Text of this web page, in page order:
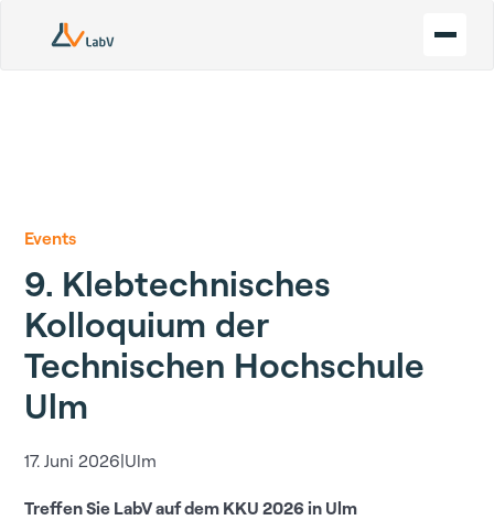
Events
9. Klebtechnisches
Kolloquium der
Technischen Hochschule
Ulm
17. Juni 2026|Ulm
Treffen Sie LabV auf dem KKU 2026 in Ulm